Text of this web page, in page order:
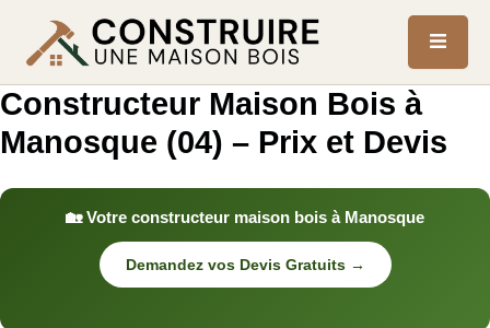
Constructeur Maison Bois à
Manosque (04) – Prix et Devis
🏡 Votre constructeur maison bois à Manosque
Demandez vos Devis Gratuits →